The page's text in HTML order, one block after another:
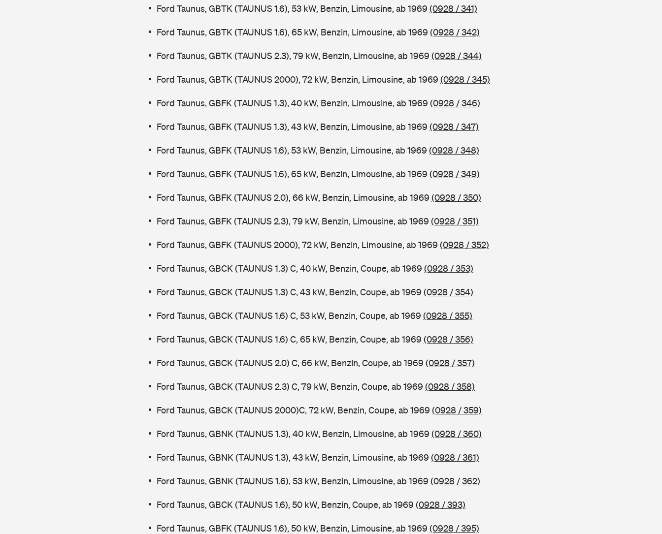
Ford Taunus, GBTK (TAUNUS 1.6), 53 kW, Benzin, Limousine, ab 1969 (0928 / 341)
Ford Taunus, GBTK (TAUNUS 1.6), 65 kW, Benzin, Limousine, ab 1969 (0928 / 342)
Ford Taunus, GBTK (TAUNUS 2.3), 79 kW, Benzin, Limousine, ab 1969 (0928 / 344)
Ford Taunus, GBTK (TAUNUS 2000), 72 kW, Benzin, Limousine, ab 1969 (0928 / 345)
Ford Taunus, GBFK (TAUNUS 1.3), 40 kW, Benzin, Limousine, ab 1969 (0928 / 346)
Ford Taunus, GBFK (TAUNUS 1.3), 43 kW, Benzin, Limousine, ab 1969 (0928 / 347)
Ford Taunus, GBFK (TAUNUS 1.6), 53 kW, Benzin, Limousine, ab 1969 (0928 / 348)
Ford Taunus, GBFK (TAUNUS 1.6), 65 kW, Benzin, Limousine, ab 1969 (0928 / 349)
Ford Taunus, GBFK (TAUNUS 2.0), 66 kW, Benzin, Limousine, ab 1969 (0928 / 350)
Ford Taunus, GBFK (TAUNUS 2.3), 79 kW, Benzin, Limousine, ab 1969 (0928 / 351)
Ford Taunus, GBFK (TAUNUS 2000), 72 kW, Benzin, Limousine, ab 1969 (0928 / 352)
Ford Taunus, GBCK (TAUNUS 1.3) C, 40 kW, Benzin, Coupe, ab 1969 (0928 / 353)
Ford Taunus, GBCK (TAUNUS 1.3) C, 43 kW, Benzin, Coupe, ab 1969 (0928 / 354)
Ford Taunus, GBCK (TAUNUS 1.6) C, 53 kW, Benzin, Coupe, ab 1969 (0928 / 355)
Ford Taunus, GBCK (TAUNUS 1.6) C, 65 kW, Benzin, Coupe, ab 1969 (0928 / 356)
Ford Taunus, GBCK (TAUNUS 2.0) C, 66 kW, Benzin, Coupe, ab 1969 (0928 / 357)
Ford Taunus, GBCK (TAUNUS 2.3) C, 79 kW, Benzin, Coupe, ab 1969 (0928 / 358)
Ford Taunus, GBCK (TAUNUS 2000)C, 72 kW, Benzin, Coupe, ab 1969 (0928 / 359)
Ford Taunus, GBNK (TAUNUS 1.3), 40 kW, Benzin, Limousine, ab 1969 (0928 / 360)
Ford Taunus, GBNK (TAUNUS 1.3), 43 kW, Benzin, Limousine, ab 1969 (0928 / 361)
Ford Taunus, GBNK (TAUNUS 1.6), 53 kW, Benzin, Limousine, ab 1969 (0928 / 362)
Ford Taunus, GBCK (TAUNUS 1.6), 50 kW, Benzin, Coupe, ab 1969 (0928 / 393)
Ford Taunus, GBFK (TAUNUS 1.6), 50 kW, Benzin, Limousine, ab 1969 (0928 / 395)